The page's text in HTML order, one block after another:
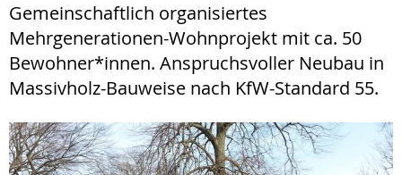
Gemeinschaftlich organisiertes
Mehrgenerationen-Wohnprojekt mit ca. 50
Bewohner*innen. Anspruchsvoller Neubau in
Massivholz-Bauweise nach KfW-Standard 55.